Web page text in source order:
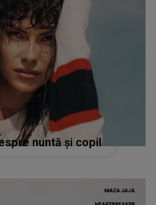
nuntă și copil